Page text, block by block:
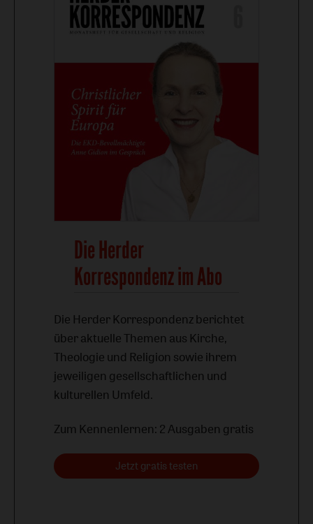
Die Herder
Korrespondenz im Abo
Die Herder Korrespondenz berichtet
über aktuelle Themen aus Kirche,
Theologie und Religion sowie ihrem
jeweiligen gesellschaftlichen und
kulturellen Umfeld.
Zum Kennenlernen: 2 Ausgaben gratis
Jetzt gratis testen